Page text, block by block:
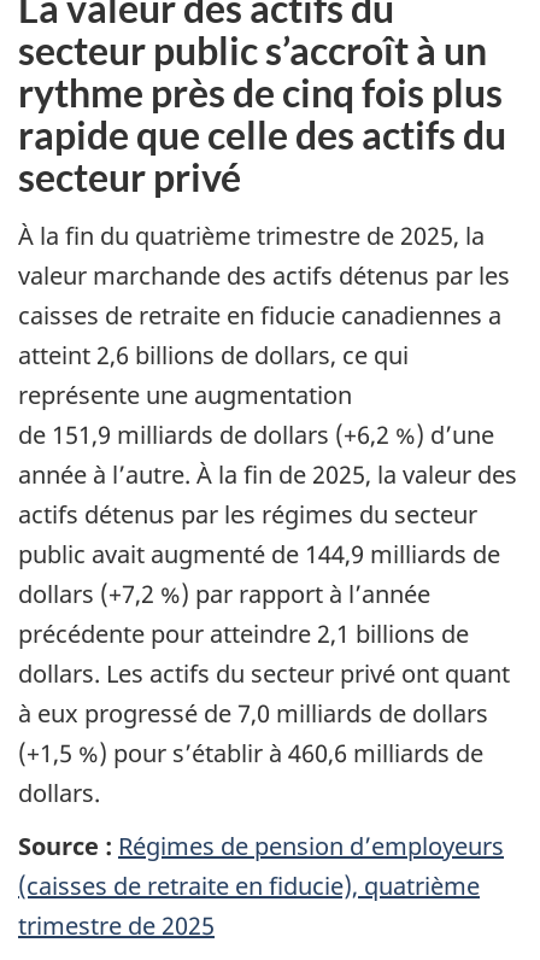
secteur public s’accroît à un
rythme près de cinq fois plus
rapide que celle des actifs du
secteur privé
À la fin du quatrième trimestre de 2025, la
valeur marchande des actifs détenus par les
caisses de retraite en fiducie canadiennes a
atteint 2,6 billions de dollars, ce qui
représente une augmentation
de 151,9 milliards de dollars (+6,2 %) d’une
année à l’autre. À la fin de 2025, la valeur des
actifs détenus par les régimes du secteur
public avait augmenté de 144,9 milliards de
dollars (+7,2 %) par rapport à l’année
précédente pour atteindre 2,1 billions de
dollars. Les actifs du secteur privé ont quant
à eux progressé de 7,0 milliards de dollars
(+1,5 %) pour s’établir à 460,6 milliards de
dollars.
Source : Régimes de pension d’employeurs
(caisses de retraite en fiducie), quatrième
trimestre de 2025